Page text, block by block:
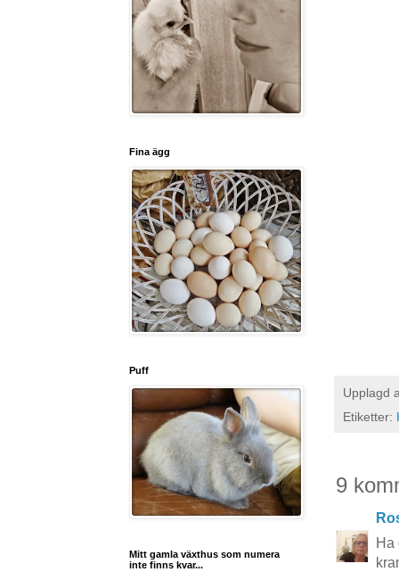
Upplagd
Etiketter:
9
Ha
Fina ägg
Puff
Mitt gamla växthus som numera
inte finns kvar...